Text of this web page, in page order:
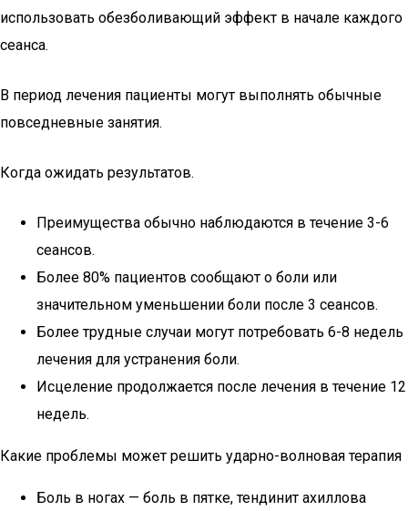
использовать обезболивающий эффект в начале каждого
сеанса.
В период лечения пациенты могут выполнять обычные
повседневные занятия.
Когда ожидать результатов.
Преимущества обычно наблюдаются в течение 3-6
сеансов.
Более 80% пациентов сообщают о боли или
значительном уменьшении боли после 3 сеансов.
Более трудные случаи могут потребовать 6-8 недель
лечения для устранения боли.
Исцеление продолжается после лечения в течение 12
недель.
Какие проблемы может решить ударно-волновая терапия
Боль в ногах — боль в пятке, тендинит ахиллова